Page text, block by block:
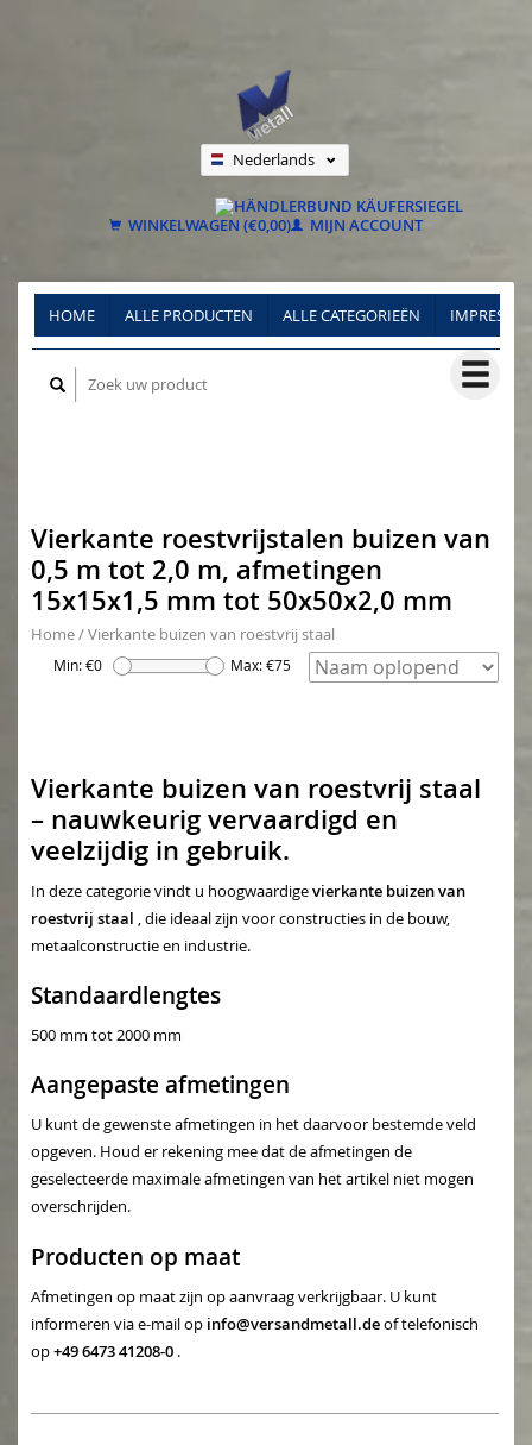
Nederlands
Français
WINKELWAGEN (€0,00) MIJN ACCOUNT
HOME ALLE PRODUCTEN ALLE CATEGORIEËN
Vierkante roestvrijstalen buizen van
0,5 m tot 2,0 m, afmetingen
15x15x1,5 mm tot 50x50x2,0 mm
Home/Vierkante buizen van roestvrij staal
Min: €0 Max: €75
Vierkante buizen van roestvrij staal
– nauwkeurig vervaardigd en
veelzijdig in gebruik.
In deze categorie vindt u hoogwaardigevierkante buizen van
roestvrij staal , die ideaal zijn voor constructies in de bouw,
metaalconstructie en industrie.
Standaardlengtes
500 mm tot 2000 mm
Aangepaste afmetingen
U kunt de gewenste afmetingen in het daarvoor bestemde veld
opgeven. Houd er rekening mee dat de afmetingen de
geselecteerde maximale afmetingen van het artikel niet mogen
overschrijden.
Producten op maat
Afmetingen op maat zijn op aanvraag verkrijgbaar. U kunt
informeren via e-mail op info@versandmetall.deof telefonisch
op+49 6473 41208-0 .